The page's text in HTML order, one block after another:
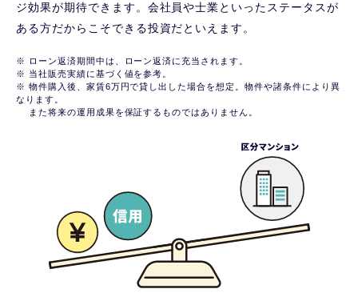
ジ効果が期待できます。会社員や士業といったステータスが
ある方だからこそできる投資だといえます。
※ ローン返済期間中は、ローン返済に充当されます。
※ 当社販売実績に基づく値を参考。
※ 物件購入後、家賃6万円で貸し出した場合を想定。物件や諸条件により異
なります。
また将来の運用成果を保証するものではありません。